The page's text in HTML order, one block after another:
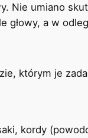
Nie umiano
a w
którym je
kordy